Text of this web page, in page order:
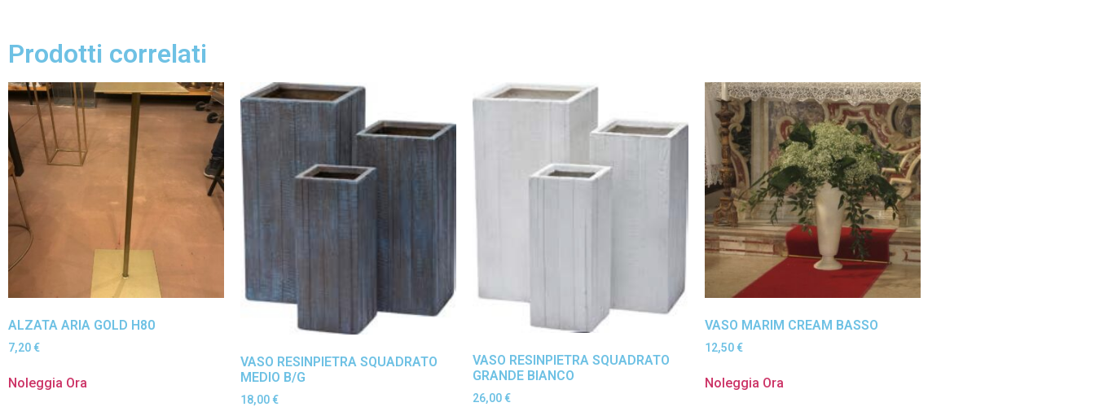
Prodotti correlati
ALZATA ARIA GOLD H80
7,20 €
Noleggia Ora
VASO RESINPIETRA SQUADRATO
MEDIO B/G
18,00 €
VASO RESINPIETRA SQUADRATO
GRANDE BIANCO
26,00 €
VASO MARIM CREAM BASSO
12,50 €
Noleggia Ora